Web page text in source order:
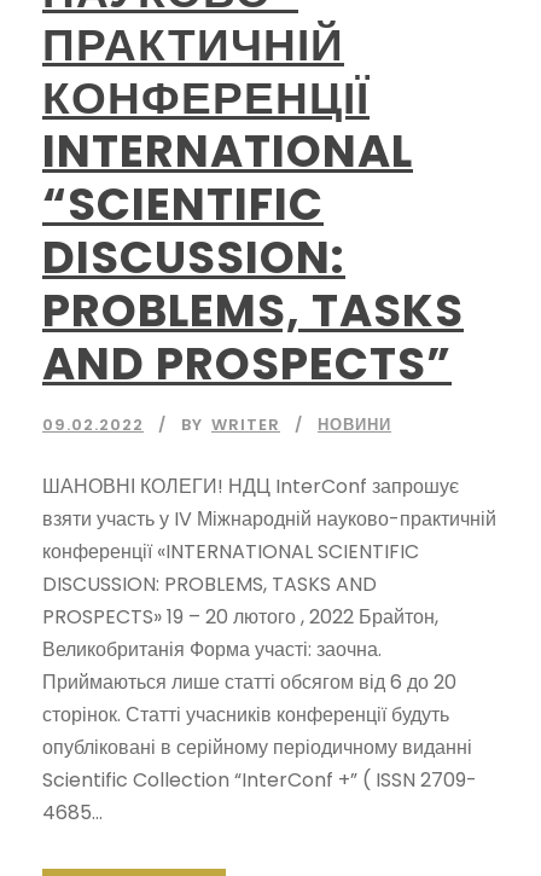
ПРАКТИЧНІЙ
КОНФЕРЕНЦІЇ
INTERNATIONAL
“SCIENTIFIC
DISCUSSION:
PROBLEMS, TASKS
AND PROSPECTS”
09.02.2022 BY WRITER НОВИНИ
ШАНОВНІ КОЛЕГИ! НДЦ InterConf запрошує
взяти участь у IV Міжнародній науково-практичній
конференції «INTERNATIONAL SCIENTIFIC
DISCUSSION: PROBLEMS, TASKS AND
PROSPECTS» 19 – 20 лютого , 2022 Брайтон,
Великобританія Форма участі: заочна.
Приймаються лише статті обсягом від 6 до 20
сторінок. Статті учасників конференції будуть
опубліковані в серійному періодичному виданні
Scientific Collection “InterConf +” ( ISSN 2709-
4685...